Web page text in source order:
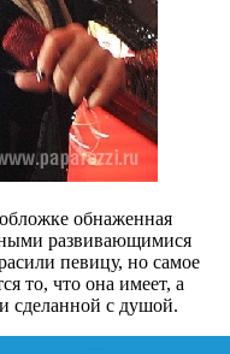
обнаженная
развивающимися
певицу, но самое
то, что она имеет, а
сделанной с душой.